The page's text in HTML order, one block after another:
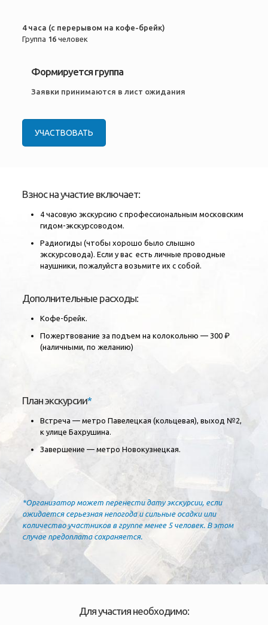
4 часа (с перерывом на кофе-брейк)
Группа 16человек
Формируется группа
Заявки принимаются в лист ожидания
УЧАСТВОВАТЬ
Взнос на участие включает:
4 часовую экскурсию с профессиональным московским
гидом-экскурсоводом.
Радиогиды (чтобы хорошо было слышно
экскурсовода). Если у вас есть личные проводные
наушники, пожалуйста возьмите их с собой.
Дополнительные расходы:
Кофе-брейк.
Пожертвование за подъем на колокольню — 300 ₽
(наличными, по желанию)
План экскурсии*
Встреча —метро Павелецкая (кольцевая), выход №2,
к улице Бахрушина.
Завершение — метро Новокузнецкая.
*Организатор может перенести дату экскурсии, если
ожидается серьезная непогода и сильные осадки или
количество участников в группе менее 5 человек. В этом
случае предоплата сохраняется.
Для участия необходимо: